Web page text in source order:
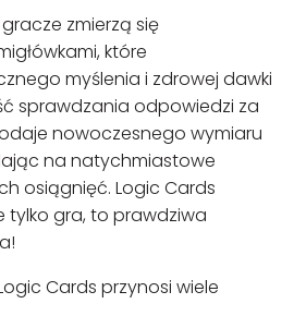
zmierzą się
które
myślenia i zdrowej dawki
sprawdzania odpowiedzi za
nowoczesnego wymiaru
na natychmiastowe
osiągnięć. Logic Cards
tylko gra, to prawdziwa
Cards przynosi wiele